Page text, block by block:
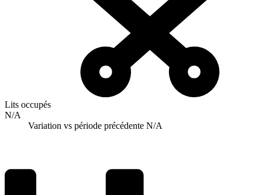
Lits occupés
N/A
Variation vs période précédente N/A